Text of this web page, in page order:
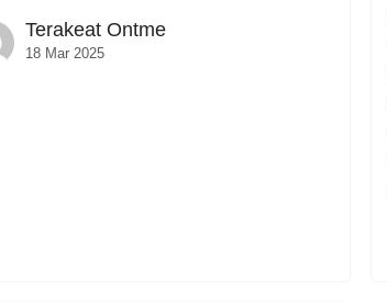
Terakeat Ontme
18 Mar 2025